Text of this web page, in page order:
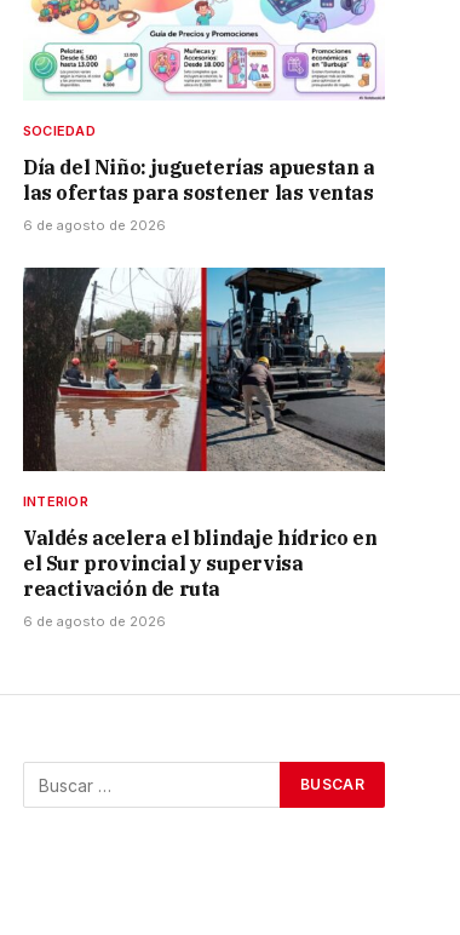
SOCIEDAD
Día del Niño: jugueterías apuestan a
las ofertas para sostener las ventas
6 de agosto de 2026
INTERIOR
Valdés acelera el blindaje hídrico en
el Sur provincial y supervisa
reactivación de ruta
6 de agosto de 2026